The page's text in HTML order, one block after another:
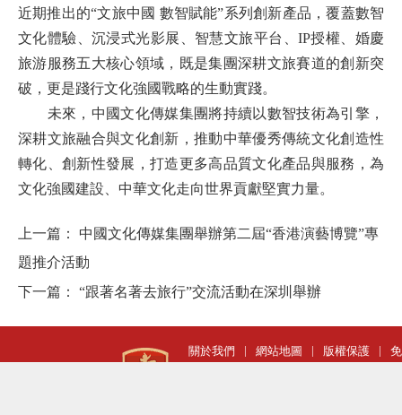
近期推出的“文旅中國 數智賦能”系列創新產品，覆蓋數智
文化體驗、沉浸式光影展、智慧文旅平台、 IP授權、婚慶
旅游服務五大核心領域 ， 既是集團深耕文旅賽道的創新突
破，更是踐行文化強國戰略的生動實踐。
未來，中國文化傳媒集團將持續以數智技術為引擎，
深耕文旅融合與文化創新，推動中華優秀傳統文化創造性
轉化、創新性發展，打造更多高品質文化產品與服務，為
文化強國建設、中華文化走向世界貢獻堅實力量。
上一篇： 中國文化傳媒集團舉辦第二屆“香港演藝博覽”專
題推介活動
下一篇： “跟著名著去旅行”交流活動在深圳舉辦